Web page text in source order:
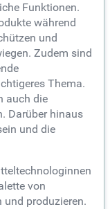
Funktionen.
während
und
Zudem sind
Thema.
auch die
Darüber hinaus
und die
von
und produzieren.